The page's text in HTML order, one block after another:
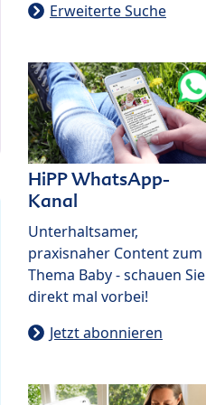
Erweiterte Suche
HiPP WhatsApp-
Kanal
Unterhaltsamer,
praxisnaher Content zum
Thema Baby - schauen Sie
direkt mal vorbei!
Jetzt abonnieren